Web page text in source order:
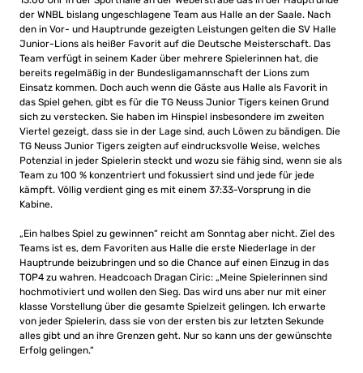
der WNBL bislang ungeschlagene Team aus Halle an der Saale. Nach
den in Vor- und Hauptrunde gezeigten Leistungen gelten die SV Halle
Junior-Lions als heißer Favorit auf die Deutsche Meisterschaft. Das
Team verfügt in seinem Kader über mehrere Spielerinnen hat, die
bereits regelmäßig in der Bundesligamannschaft der Lions zum
Einsatz kommen. Doch auch wenn die Gäste aus Halle als Favorit in
das Spiel gehen, gibt es für die TG Neuss Junior Tigers keinen Grund
sich zu verstecken. Sie haben im Hinspiel insbesondere im zweiten
Viertel gezeigt, dass sie in der Lage sind, auch Löwen zu bändigen. Die
TG Neuss Junior Tigers zeigten auf eindrucksvolle Weise, welches
Potenzial in jeder Spielerin steckt und wozu sie fähig sind, wenn sie als
Team zu 100 % konzentriert und fokussiert sind und jede für jede
kämpft. Völlig verdient ging es mit einem 37:33-Vorsprung in die
Kabine.
„Ein halbes Spiel zu gewinnen“ reicht am Sonntag aber nicht. Ziel des
Teams ist es, dem Favoriten aus Halle die erste Niederlage in der
Hauptrunde beizubringen und so die Chance auf einen Einzug in das
TOP4 zu wahren. Headcoach Dragan Ciric: „Meine Spielerinnen sind
hochmotiviert und wollen den Sieg. Das wird uns aber nur mit einer
klasse Vorstellung über die gesamte Spielzeit gelingen. Ich erwarte
von jeder Spielerin, dass sie von der ersten bis zur letzten Sekunde
alles gibt und an ihre Grenzen geht. Nur so kann uns der gewünschte
Erfolg gelingen.“